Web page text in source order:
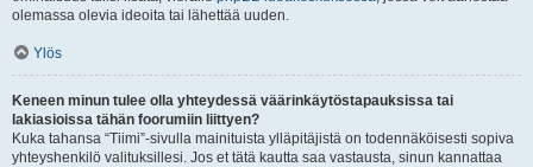
olemassa olevia ideoita tai lähettää uuden.
Ylös
Keneen minun tulee olla yhteydessä väärinkäytöstapauksissa tai
lakiasioissa tähän foorumiin liittyen?
Kuka tahansa “Tiimi”-sivulla mainituista ylläpitäjistä on todennäköisesti sopiva
yhteyshenkilö valituksillesi. Jos et tätä kautta saa vastausta, sinun kannattaa